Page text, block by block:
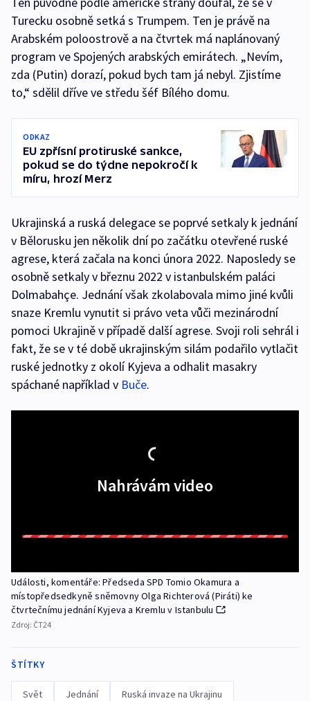
Turecku osobně setká s Trumpem. Ten je právě na
Arabském poloostrově a na čtvrtek má naplánovaný
program ve Spojených arabských emirátech. „Nevím,
zda (Putin) dorazí, pokud bych tam já nebyl. Zjistíme
to,“ sdělil dříve ve středu šéf Bílého domu.
ODKAZ
EU zpřísní protiruské sankce,
pokud se do týdne nepokročí k
míru, hrozí Merz
Ukrajinská a ruská delegace se poprvé setkaly k jednání
v Bělorusku jen několik dní po začátku otevřené ruské
agrese, která začala na konci února 2022. Naposledy se
osobně setkaly v březnu 2022 v istanbulském paláci
Dolmabahçe. Jednání však zkolabovala mimo jiné kvůli
snaze Kremlu vynutit si právo veta vůči mezinárodní
pomoci Ukrajině v případě další agrese. Svoji roli sehrál i
fakt, že se v té době ukrajinským silám podařilo vytlačit
ruské jednotky z okolí Kyjeva a odhalit masakry
spáchané například v Buče.
Nahrávám video
Události, komentáře: Předseda SPD Tomio Okamura a
místopředsedkyně sněmovny Olga Richterová (Piráti) ke
čtvrtečnímu jednání Kyjeva a Kremlu v Istanbulu
Zdroj: ČT24
ŠTÍTKY
Svět Jednání Ruská invaze na Ukrajinu